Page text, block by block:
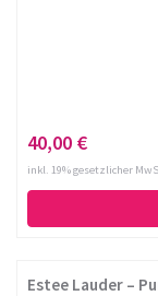
40,00 €
inkl. 19% gesetzlicher
Estee Lauder –